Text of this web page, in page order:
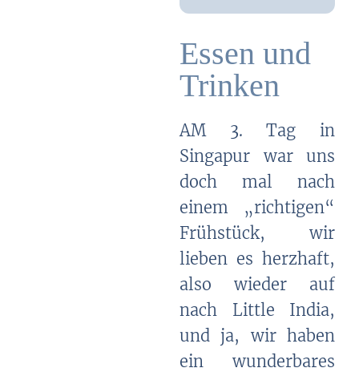
Essen und
Trinken
AM 3. Tag in
Singapur war uns
doch mal nach
einem „richtigen“
Frühstück, wir
lieben es herzhaft,
also wieder auf
nach Little India,
und ja, wir haben
ein wunderbares